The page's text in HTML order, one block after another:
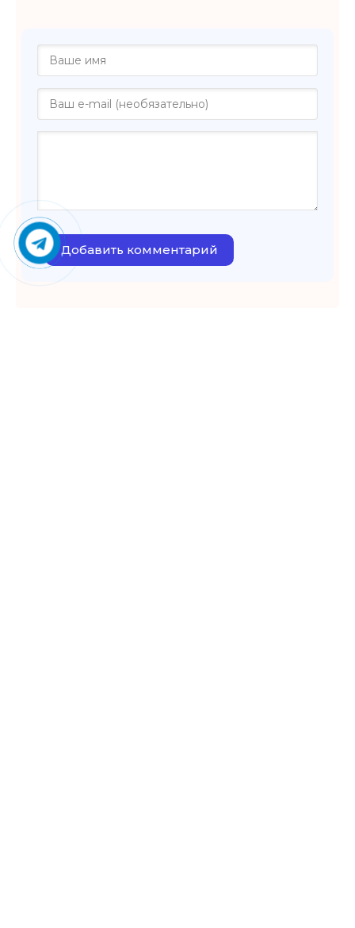
Добавить комментарий